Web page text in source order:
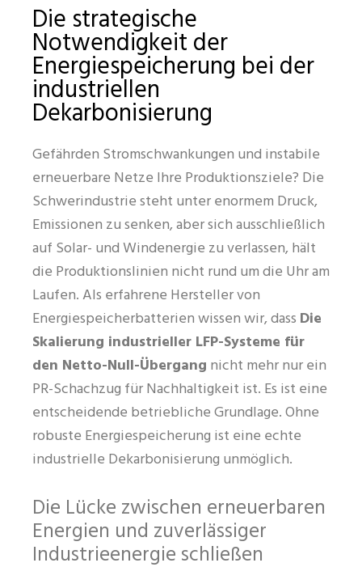
Die strategische
Notwendigkeit der
Energiespeicherung bei der
industriellen
Dekarbonisierung
Gefährden Stromschwankungen und instabile
erneuerbare Netze Ihre Produktionsziele? Die
Schwerindustrie steht unter enormem Druck,
Emissionen zu senken, aber sich ausschließlich
auf Solar- und Windenergie zu verlassen, hält
die Produktionslinien nicht rund um die Uhr am
Laufen. Als erfahrene Hersteller von
Energiespeicherbatterien wissen wir, dass Die
Skalierung industrieller LFP-Systeme für
den Netto-Null-Übergang nicht mehr nur ein
PR-Schachzug für Nachhaltigkeit ist. Es ist eine
entscheidende betriebliche Grundlage. Ohne
robuste Energiespeicherung ist eine echte
industrielle Dekarbonisierung unmöglich.
Die Lücke zwischen erneuerbaren
Energien und zuverlässiger
Industrieenergie schließen